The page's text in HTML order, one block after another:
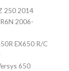
250 2014
2006-
EX650 R/C
650